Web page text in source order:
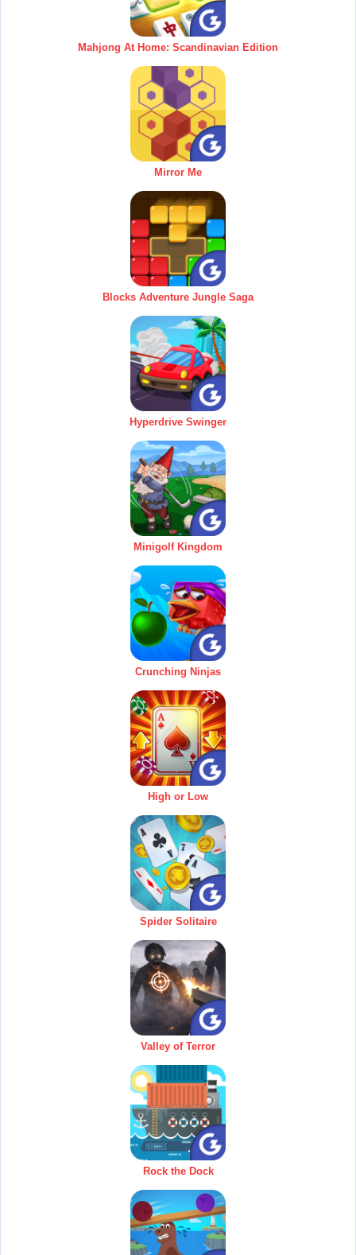
Mahjong At Home: Scandinavian Edition
Mirror Me
Blocks Adventure Jungle Saga
Hyperdrive Swinger
Minigolf Kingdom
Crunching Ninjas
High or Low
Spider Solitaire
Valley of Terror
Rock the Dock